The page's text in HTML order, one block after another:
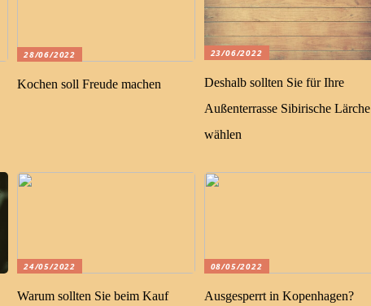
28/06/2022
Kochen soll Freude machen
23/06/2022
Deshalb sollten Sie für Ihre
Außenterrasse Sibirische Lärche
wählen
24/05/2022
Warum sollten Sie beim Kauf
08/05/2022
Ausgesperrt in Kopenhagen?